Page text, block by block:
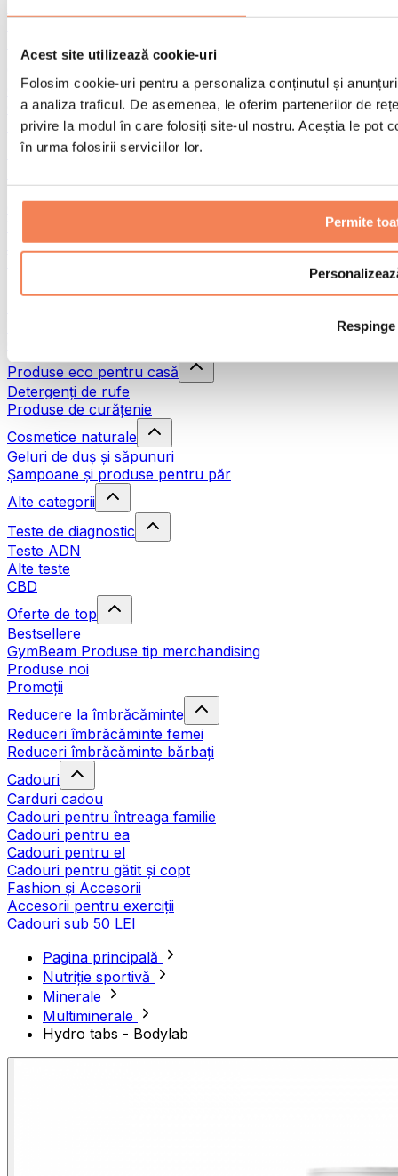
Acest site utilizează cookie-uri
Folosim cookie-uri pentru a personaliza conținutul și
a analiza traficul. De asemenea, le oferim partenerilor de
privire la modul în care folosiți site-ul nostru. Aceștia le pot
în urma folosirii serviciilor lor.
Permite
Respinge
Genți și accesorii pentru alimente
Genți pentru sala de sport
Rucsacuri
Accesorii în funcție de activitate
Sporturi de contact
Terapie prin frig
Produse eco pentru casă
Detergenți de rufe
Produse de curățenie
Cosmetice naturale
Geluri de duș și săpunuri
Șampoane și produse pentru păr
Alte categorii
Teste de diagnostic
Teste ADN
Alte teste
CBD
Oferte de top
Bestsellere
GymBeam Produse tip merchandising
Produse noi
Promoții
Reducere la îmbrăcăminte
Reduceri îmbrăcăminte femei
Reduceri îmbrăcăminte bărbați
Cadouri
Carduri cadou
Cadouri pentru întreaga familie
Cadouri pentru ea
Cadouri pentru el
Cadouri pentru gătit și copt
Fashion și Accesorii
Accesorii pentru exerciții
Cadouri sub 50 LEI
Pagina principală
Nutriție sportivă
Minerale
Multiminerale
Hydro tabs - Bodylab